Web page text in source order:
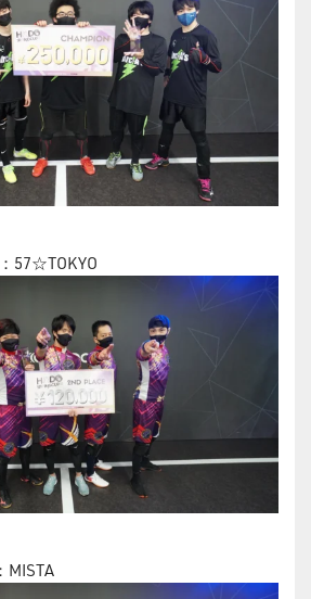
57☆TOKYO
MISTA